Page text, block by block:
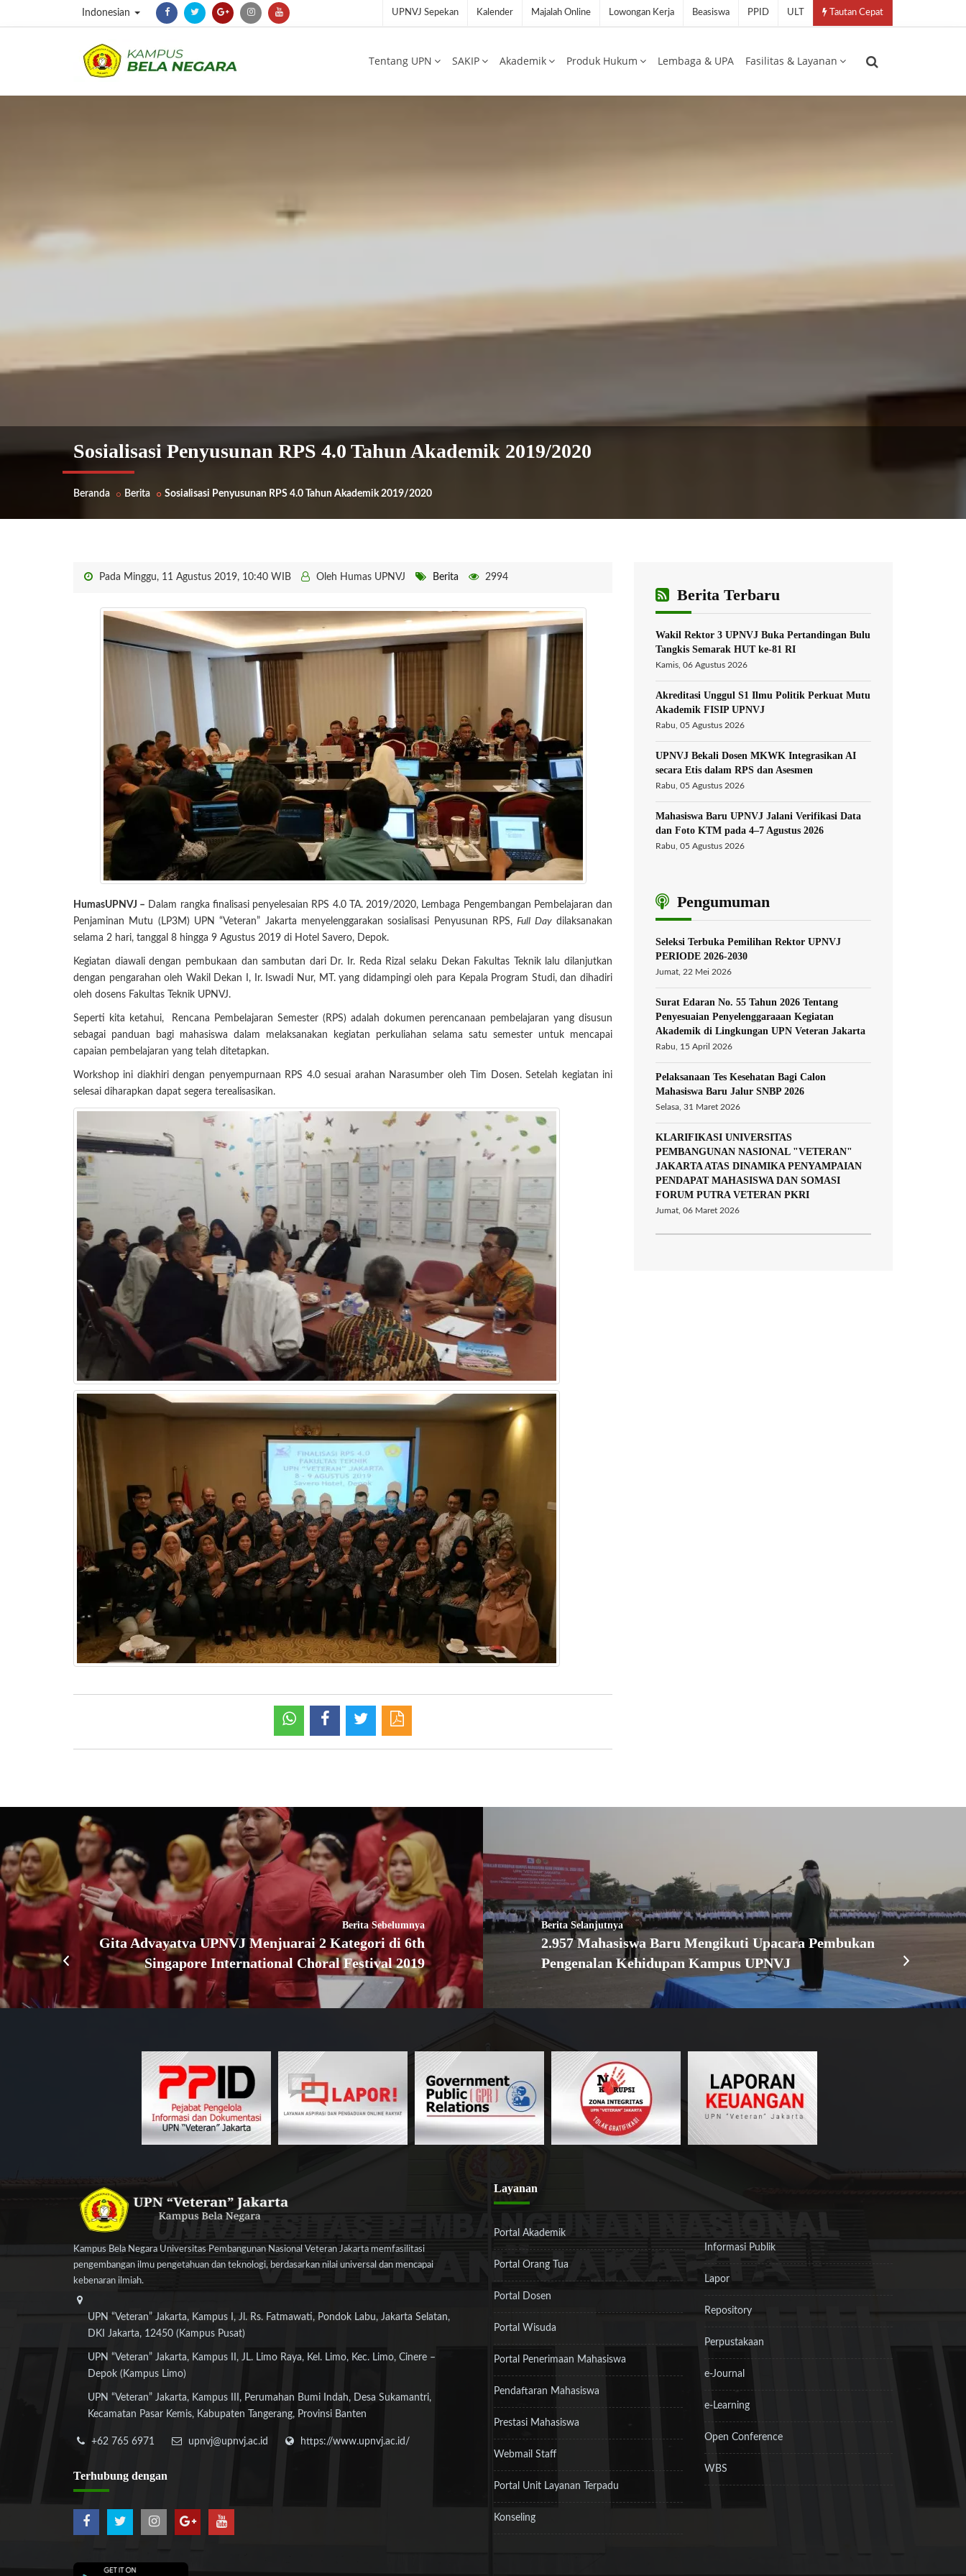
Indonesian UPNVJ Sepekan Kalender Majalah Online Lowongan Kerja Beasiswa PPID ULT Tautan Cepat
Tentang UPN SAKIP Akademik Produk Hukum Lembaga & UPA Fasilitas & Layanan
Sosialisasi Penyusunan RPS 4.0 Tahun Akademik 2019/2020
Beranda Berita Sosialisasi Penyusunan RPS 4.0 Tahun Akademik 2019/2020
Pada Minggu, 11 Agustus 2019, 10:40 WIB Oleh Humas UPNVJ Berita 2994
HumasUPNVJ – Dalam rangka finalisasi penyelesaian RPS 4.0 TA. 2019/2020, Lembaga Pengembangan Pembelajaran dan
Penjaminan Mutu (LP3M) UPN “Veteran” Jakarta menyelenggarakan sosialisasi Penyusunan RPS,Full Daydilaksanakan
selama 2 hari, tanggal 8 hingga 9 Agustus 2019 di Hotel Savero, Depok.
Kegiatan diawali dengan pembukaan dan sambutan dari Dr. Ir. Reda Rizal selaku Dekan Fakultas Teknik lalu dilanjutkan
dengan pengarahan oleh Wakil Dekan I, Ir. Iswadi Nur, MT. yang didampingi oleh para Kepala Program Studi, dan dihadiri
oleh dosens Fakultas Teknik UPNVJ.
Seperti kita ketahui, Rencana Pembelajaran Semester (RPS) adalah dokumen perencanaan pembelajaran yang disusun
sebagai panduan bagi mahasiswa dalam melaksanakan kegiatan perkuliahan selama satu semester untuk mencapai
capaian pembelajaran yang telah ditetapkan.
Workshop ini diakhiri dengan penyempurnaan RPS 4.0 sesuai arahan Narasumber oleh Tim Dosen. Setelah kegiatan ini
selesai diharapkan dapat segera terealisasikan.
Berita Terbaru
Wakil Rektor 3 UPNVJ Buka Pertandingan Bulu
Tangkis Semarak HUT ke-81 RI
Kamis, 06 Agustus 2026
Akreditasi Unggul S1 Ilmu Politik Perkuat Mutu
Akademik FISIP UPNVJ
Rabu, 05 Agustus 2026
UPNVJ Bekali Dosen MKWK Integrasikan AI
secara Etis dalam RPS dan Asesmen
Rabu, 05 Agustus 2026
Mahasiswa Baru UPNVJ Jalani Verifikasi Data
dan Foto KTM pada 4–7 Agustus 2026
Rabu, 05 Agustus 2026
Pengumuman
Seleksi Terbuka Pemilihan Rektor UPNVJ
PERIODE 2026-2030
Jumat, 22 Mei 2026
Surat Edaran No. 55 Tahun 2026 Tentang
Penyesuaian Penyelenggaraaan Kegiatan
Akademik di Lingkungan UPN Veteran Jakarta
Rabu, 15 April 2026
Pelaksanaan Tes Kesehatan Bagi Calon
Mahasiswa Baru Jalur SNBP 2026
Selasa, 31 Maret 2026
KLARIFIKASI UNIVERSITAS
PEMBANGUNAN NASIONAL "VETERAN"
JAKARTA ATAS DINAMIKA PENYAMPAIAN
PENDAPAT MAHASISWA DAN SOMASI
FORUM PUTRA VETERAN PKRI
Jumat, 06 Maret 2026
Berita Sebelumnya
Gita Advayatva UPNVJ Menjuarai 2 Kategori di 6th
Singapore International Choral Festival 2019
Berita Selanjutnya
2.957 Mahasiswa Baru Mengikuti Upacara Pembukan
Pengenalan Kehidupan Kampus UPNVJ
Kampus Bela Negara Universitas Pembangunan Nasional Veteran Jakarta memfasilitasi
pengembangan ilmu pengetahuan dan teknologi, berdasarkan nilai universal dan mencapai
kebenaran ilmiah.
UPN “Veteran” Jakarta, Kampus I, Jl. Rs. Fatmawati, Pondok Labu, Jakarta Selatan,
DKI Jakarta, 12450 (Kampus Pusat)
UPN “Veteran” Jakarta, Kampus II, JL. Limo Raya, Kel. Limo, Kec. Limo, Cinere –
Depok (Kampus Limo)
UPN “Veteran” Jakarta, Kampus III, Perumahan Bumi Indah, Desa Sukamantri,
Kecamatan Pasar Kemis, Kabupaten Tangerang, Provinsi Banten
+62 765 6971 upnvj@upnvj.ac.id https://www.upnvj.ac.id/
Terhubung dengan
Layanan
Portal Akademik
Portal Orang Tua
Portal Dosen
Portal Wisuda
Portal Penerimaan Mahasiswa
Pendaftaran Mahasiswa
Prestasi Mahasiswa
Webmail Staff
Portal Unit Layanan Terpadu
Konseling
Informasi Publik
Lapor
Repository
Perpustakaan
e-Journal
e-Learning
Open Conference
WBS